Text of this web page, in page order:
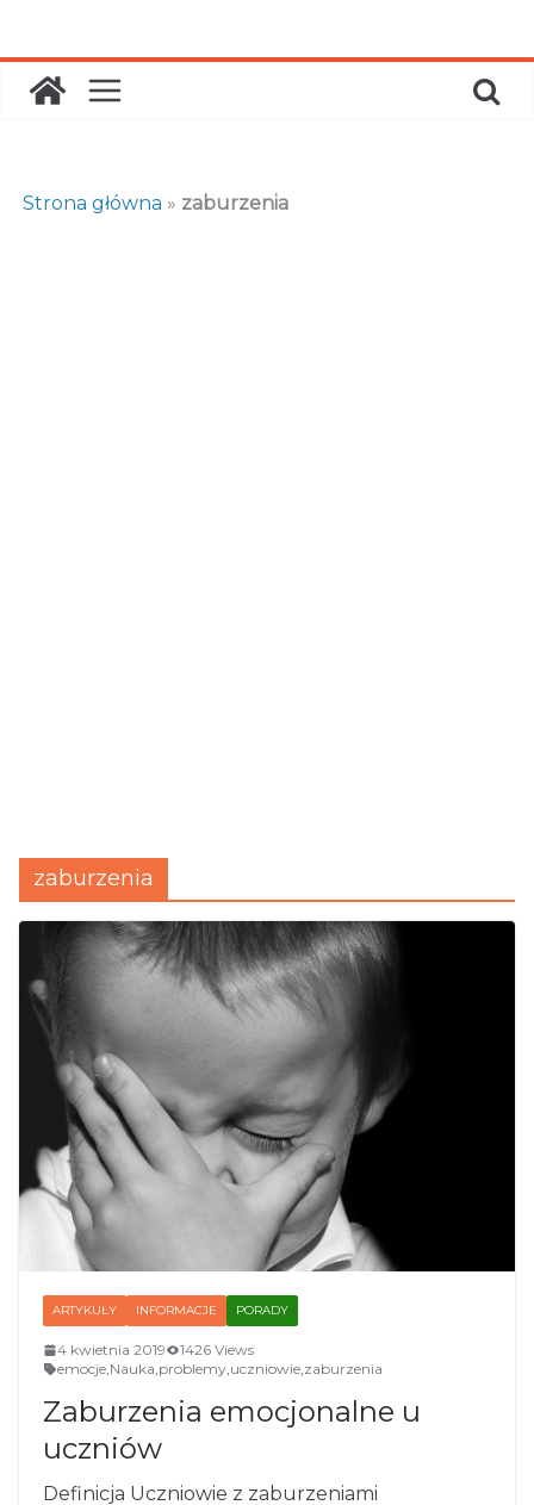
content
Strona główna » zaburzenia
zaburzenia
ARTYKUŁY INFORMACJE PORADY
4 kwietnia 2019
1426 Views
emocje Nauka problemy uczniowie zaburzenia
Zaburzenia emocjonalne u
uczniów
Definicja Uczniowie z zaburzeniami